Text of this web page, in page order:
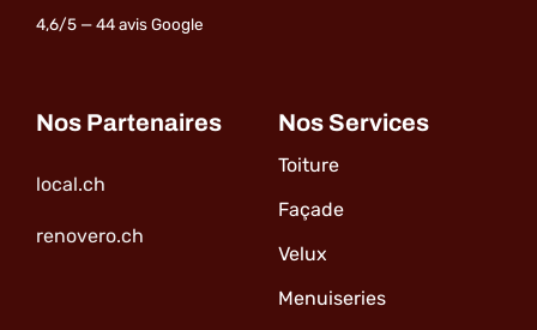
4,6/5 — 44 avis Google
Nos Partenaires
local.ch
renovero.ch
Nos Services
Toiture
Façade
Velux
Menuiseries